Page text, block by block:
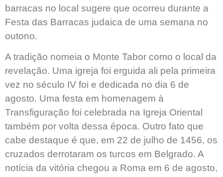
barracas no local sugere que ocorreu durante a
Festa das Barracas judaica de uma semana no
outono.
A tradição nomeia o Monte Tabor como o local da
revelação. Uma igreja foi erguida ali pela primeira
vez no século IV foi e dedicada no dia 6 de
agosto. Uma festa em homenagem à
Transfiguração foi celebrada na Igreja Oriental
também por volta dessa época. Outro fato que
cabe destaque é que, em 22 de julho de 1456, os
cruzados derrotaram os turcos em Belgrado. A
notícia da vitória chegou a Roma em 6 de agosto,